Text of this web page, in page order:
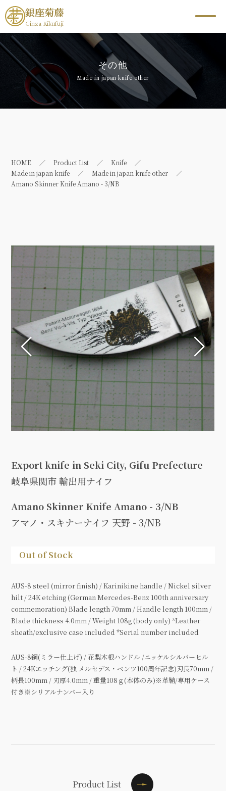
銀座菊藤
Ginza Kikufuji
その他
Made in japan knife other
HOME Product List
Knife
Made in japan knife
Made in japan knife other
Amano Skinner Knife Amano - 3/NB
Export knife in Seki City, Gifu Prefecture
岐阜県関市 輸出用ナイフ
Amano Skinner Knife Amano - 3/NB
アマノ・スキナーナイフ 天野 - 3/NB
Out of Stock
AUS-8 steel (mirror finish) / Karinikine handle / Nickel silver
hilt / 24K etching (German Mercedes-Benz 100th anniversary
commemoration) Blade length 70mm / Handle length 100mm /
Blade thickness 4.0mm / Weight 108g (body only) *Leather
sheath/exclusive case included *Serial number included
AUS-8鋼(ミラー仕上げ) / 花梨木根ハンドル /ニッケルシルバーヒル
ト / 24Kエッチング(独 メルセデス・ベンツ100周年記念)刃長70mm /
柄長100mm / 刃厚4.0mm / 重量108ｇ(本体のみ)※革鞘/専用ケース
付き※シリアルナンバー入り
Product List